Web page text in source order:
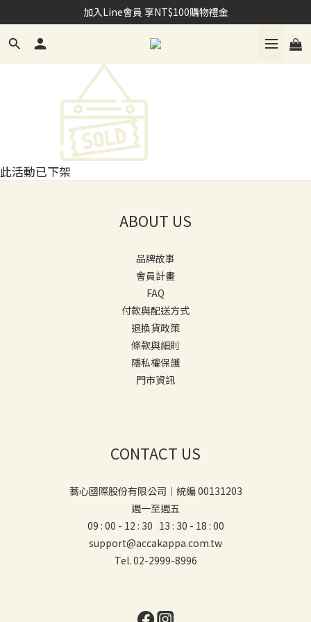
加入Line會員 享NT$100購物禮金
加入Line會員 享NT$100購物禮金
購買指定室內香氛+補充液 享會員點數100點
此活動已下架
ABOUT US
品牌故事
會員計畫
FAQ
付款與配送方式
退換貨政策
條款與細則
隱私權保護
門市資訊
CONTACT US
蕎心國際股份有限公司｜統編 00131203
週一至週五
09 : 00 - 12 : 30 13 : 30 - 18 : 00
support@accakappa.com.tw
Tel. 02-2999-8996